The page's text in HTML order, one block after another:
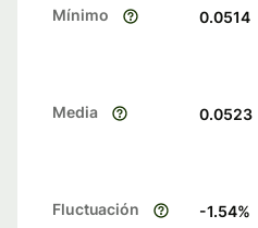
Mínimo 0.0514
Media 0.0523
Fluctuación -1.54%